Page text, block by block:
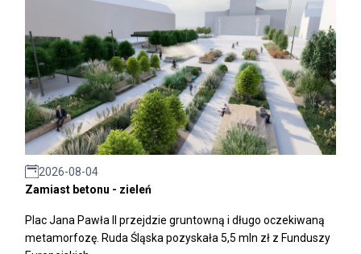
2026-08-04
Zamiast betonu - zieleń
Plac Jana Pawła II przejdzie gruntowną i długo oczekiwaną
metamorfozę. Ruda Śląska pozyskała 5,5 mln zł z Funduszy